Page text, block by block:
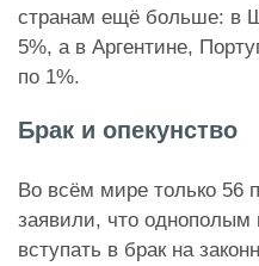
странам ещё больше: в
5%, а в Аргентине,
по 1%.
Брак и опекунство
Во всём мире только 56
заявили, что однополым
вступать в брак на